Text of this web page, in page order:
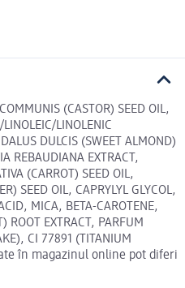
(CASTOR) SEED OIL,
LINOLEIC/LINOLENIC
DULCIS (SWEET ALMOND)
REBAUDIANA EXTRACT,
(CARROT) SEED OIL,
SEED OIL, CAPRYLYL GLYCOL,
MICA, BETA-CAROTENE,
ROOT EXTRACT, PARFUM
CI 77891 (TITANIUM
în magazinul online pot diferi